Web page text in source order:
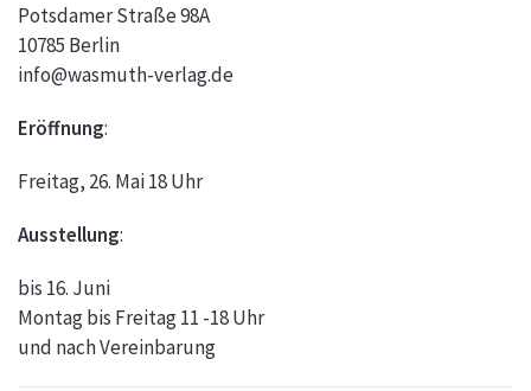
Potsdamer Straße 98A
10785 Berlin
info@wasmuth-verlag.de
Eröffnung:
Freitag, 26. Mai 18 Uhr
Ausstellung:
bis 16. Juni
Montag bis Freitag 11 -18 Uhr
und nach Vereinbarung